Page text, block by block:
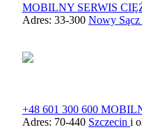
MOBILNY SERWIS
Adres: 33-300 Nowy Sącz
+48 601 300 600
Adres: 70-440 Szczecin i